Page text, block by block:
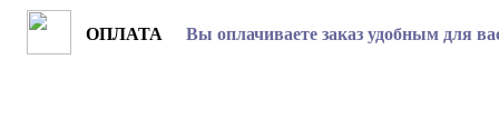
ОПЛАТА Вы оплачиваете заказ удобным для